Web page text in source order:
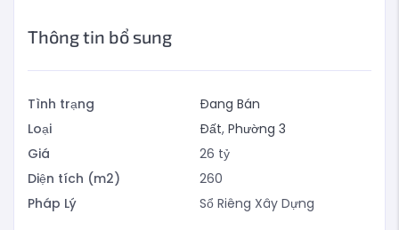
Thông tin bổ sung
Tình trạng
Đang Bán
Loại
Đất, Phường 3
Giá
26 tỷ
Diện tích (m2)
260
Pháp Lý
Sổ Riêng Xây Dựng